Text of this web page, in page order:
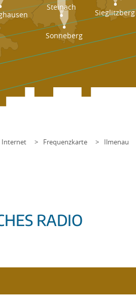
Sieglitzberg
Steinach
Sonneberg
Internet Frequenzkarte Ilmenau
RADIO